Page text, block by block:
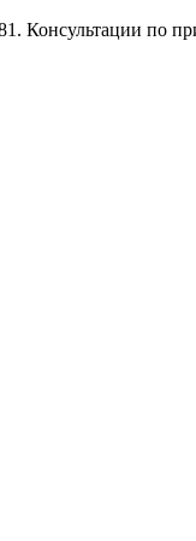
Консультации по